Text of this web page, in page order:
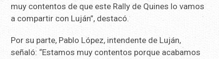
muy contentos de que este Rally de Quines lo vamos
a compartir con Luján”, destacó.
Por su parte, Pablo López, intendente de Luján,
señaló: “Estamos muy contentos porque acabamos